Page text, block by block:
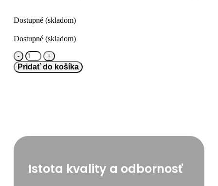
Dostupné (skladom)
Dostupné (skladom)
množstvo
Bridgestone
245/70
Pridať do košíka
Istota kvality a odbornosť